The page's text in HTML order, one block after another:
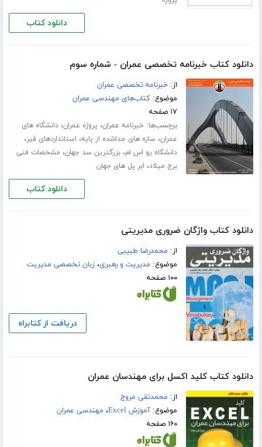
دانلود کتاب
دانلود کتاب خبرنامه تخصصی عمران - شماره سوم
از:خبرنامه تخصصی عمران
موضوع:کتاب‌های مهندسی عمران
۱۷ صفحه
برچسب‌ها: خبرنامه عمران، پروژه عمران،دانشگاه های
عمران، سازه های جداشده از پایه، استانداردهای قیر،
دانشگاه یو اس ام،بزرگترین سد جهان، مشخصات فنی
برج میلاد، ابر پل های جهان
دانلود کتاب
دانلود کتاب واژگان ضروری مدیریتی
از: محمدرضا طبیبی
موضوع: مدیریت و رهبری،زبان تخصصی مدیریت
۱۰۰ صفحه
دریافت از کتابراه
دانلود کتاب کلید اکسل برای مهندسان عمران
از: محمدتقی مروج
موضوع:آموزش Excel ، مهندسی عمران
۱۶۰ صفحه